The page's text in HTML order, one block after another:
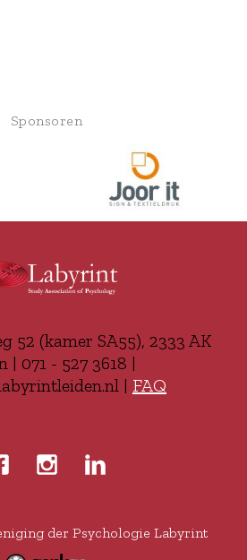
Sponsoren
52 (kamer SA55), 2333 AK
| 071 - 527 3618 |
| FAQ
der Psychologie Labyrint